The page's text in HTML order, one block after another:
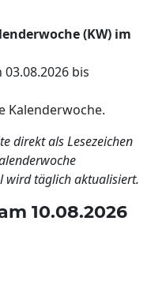
(KW) im
bis
Kalenderwoche.
direkt als Lesezeichen
wird täglich aktualisiert.
10.08.2026